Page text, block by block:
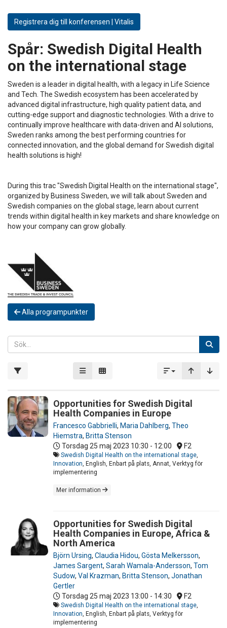
Registrera dig till konferensen | Vitalis
Spår: Swedish Digital Health
on the international stage
Sweden is a leader in digital health, with a legacy in Life Science
and Tech. The Swedish ecosystem has been accelerated by
advanced digital infrastructure, high quality patient data, and
cutting-edge support and diagnostic technologies. With a drive to
continually improve healthcare with data-driven and AI solutions,
Sweden ranks among the best performing countries for
connected innovation, and the global demand for Swedish digital
health solutions is high!
During this trac "Swedish Digital Health on the international stage",
organized by Business Sweden, we will talk about Sweden and
Swedish companies on the global stage, learn about current
trends within digital health in key markets and share knowledge on
how your company can grow globally.
Alla programpunkter
Opportunities for Swedish Digital
Health Companies in Europe
Francesco Gabbrielli, Maria Dahlberg, Theo
Hiemstra, Britta Stenson
Torsdag 25 maj 2023 10:30 - 12:00 F2
Swedish Digital Health on the international stage
Innovation , English, Enbart på plats, Annat, Verktyg för
implementering
Mer information
Opportunities for Swedish Digital
Health Companies in Europe, Africa &
North America
Björn Ursing, Claudia Hidou, Gösta Melkersson,
James Sargent, Sarah Wamala-Andersson, Tom
Sudow, Val Krazman, Britta Stenson, Jonathan
Gertler
Torsdag 25 maj 2023 13:00 - 14:30 F2
Swedish Digital Health on the international stage
Innovation , English, Enbart på plats, Verktyg för
implementering